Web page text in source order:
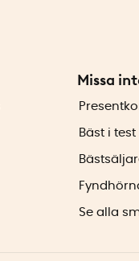
Missa
Bäst i test
Se alla